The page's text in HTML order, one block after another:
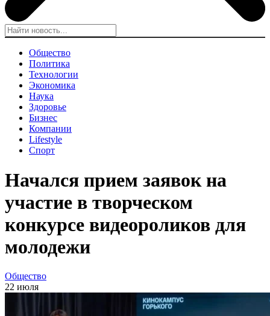
Общество
Политика
Технологии
Экономика
Наука
Здоровье
Бизнес
Компании
Lifestyle
Спорт
Начался прием заявок на
участие в творческом
конкурсе видеороликов для
молодежи
Общество
22 июля